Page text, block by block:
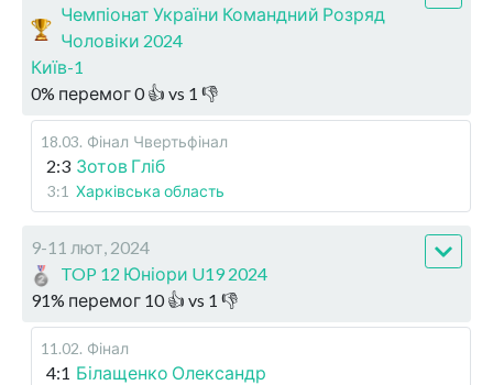
Чемпіонат України Командний Розряд
Чоловіки 2024
Київ-1
0% перемог0👍 vs 1 👎
18.03. Фінал Чвертьфінал
2:3 Зотов Гліб
3:1 Харківська область
9-11 лют, 2024
TOP 12 Юніори U19 2024
91% перемог 10👍 vs 1 👎
11.02. Фінал
4:1 Білащенко Олександр